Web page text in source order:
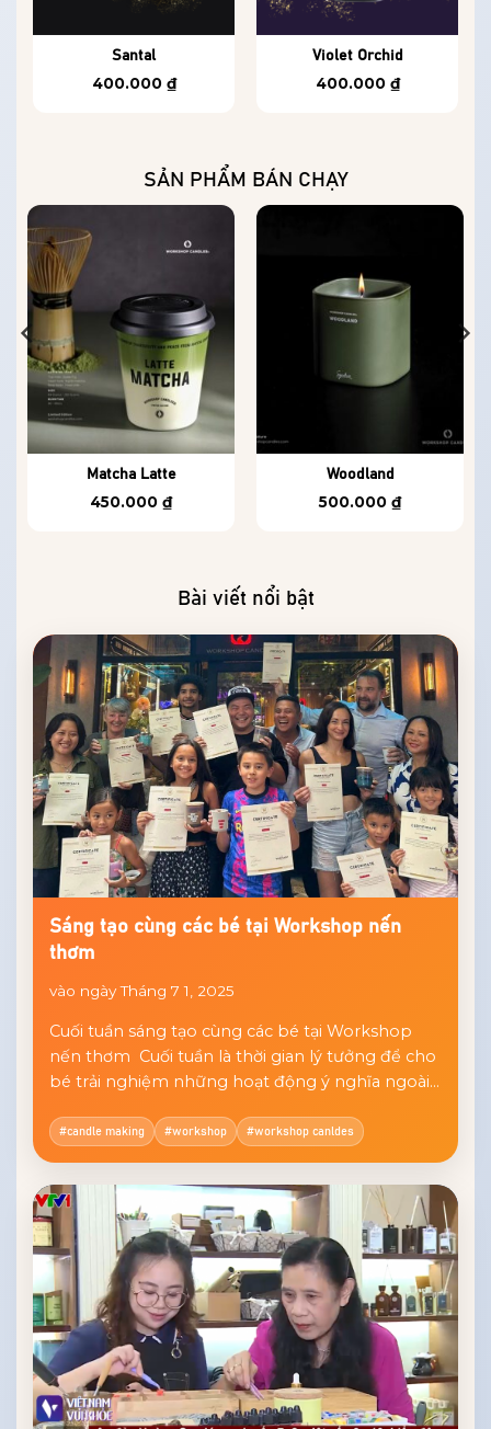
Santal
400.000 ₫
Violet Orchid
400.000 ₫
SẢN PHẨM BÁN CHẠY
Matcha Latte
450.000 ₫
Woodland
500.000 ₫
Bài viết nổi bật
Sáng tạo cùng các bé tại Workshop nến
thơm
vào ngày Tháng 7 1, 2025
Cuối tuần sáng tạo cùng các bé tại Workshop
nến thơm Cuối tuần là thời gian lý tưởng để cho
bé trải nghiệm những hoạt động ý nghĩa ngoài
điểm đến hoàn hảo dành cho bé yêu nhà bạn.
Đây cũng là cơ hội tuyệt vời [...]
#candle making #workshop #workshop canldes